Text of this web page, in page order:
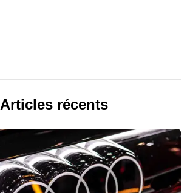
Articles récents